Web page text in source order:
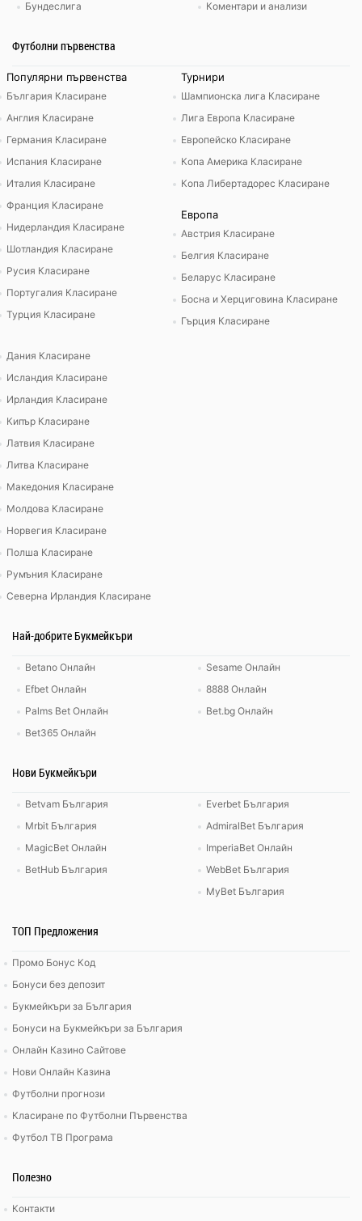
Бундеслига
Коментари и анализи
Футболни първенства
Популярни първенства
България Класиране
Англия Класиране
Германия Класиране
Испания Класиране
Италия Класиране
Франция Класиране
Нидерландия Класиране
Шотландия Класиране
Русия Класиране
Португалия Класиране
Турция Класиране
Турнири
Шампионска лига Класиране
Лига Европа Класиране
Европейско Класиране
Копа Америка Класиране
Копа Либертадорес Класиране
Европа
Австрия Класиране
Белгия Класиране
Беларус Класиране
Босна и Херциговина Класиране
Гърция Класиране
Дания Класиране
Исландия Класиране
Ирландия Класиране
Кипър Класиране
Латвия Класиране
Литва Класиране
Македония Класиране
Молдова Класиране
Норвегия Класиране
Полша Класиране
Румъния Класиране
Северна Ирландия Класиране
Най-добрите Букмейкъри
Betano Онлайн
Efbet Онлайн
Palms Bet Онлайн
Bet365 Онлайн
Sesame Онлайн
8888 Онлайн
Bet.bg Онлайн
Нови Букмейкъри
Betvam България
Mrbit България
MagicBet Онлайн
BetHub България
Everbet България
AdmiralBet България
ImperiaBet Онлайн
WebBet България
MyBet България
ТОП Предложения
Промо Бонус Код
Бонуси без депозит
Букмейкъри за България
Бонуси на Букмейкъри за България
Онлайн Казино Сайтове
Нови Онлайн Казина
Футболни прогнози
Класиране по Футболни Първенства
Футбол ТВ Програма
Полезно
Контакти